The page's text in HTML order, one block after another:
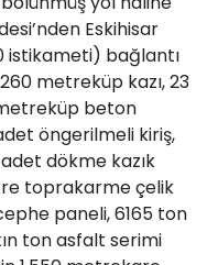
Eskihisar
istikameti) bağlantı
metreküp kazı, 23
beton
öngerilmeli kiriş,
dökme kazık
toprakarme çelik
paneli, 6165 ton
ton asfalt serimi